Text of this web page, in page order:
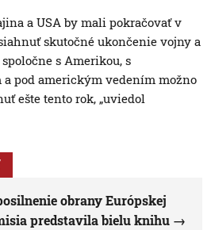
a USA by mali pokračovať v
skutočné ukončenie vojny a
s Amerikou, s
pod americkým vedením možno
ešte tento rok, „uviedol
obrany Európskej
predstavila bielu knihu